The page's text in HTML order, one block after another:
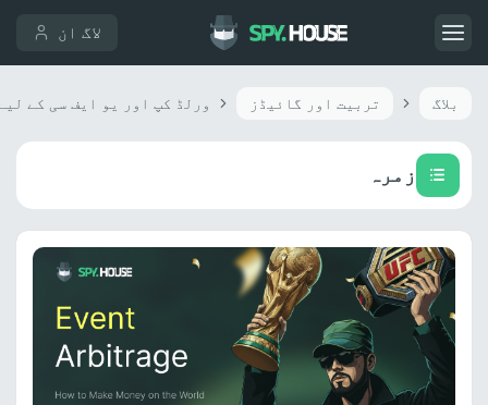
لاگ ان
بلاگ تربیت اور گائیڈز
زمرہ